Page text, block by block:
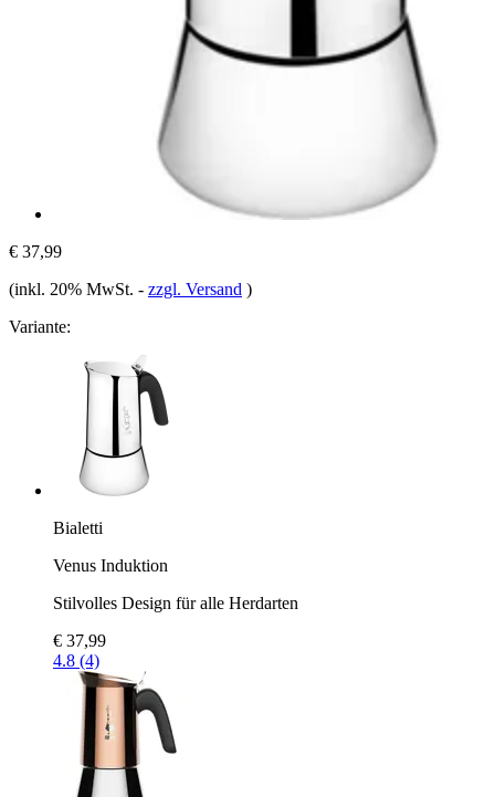
€ 37,99
(inkl. 20% MwSt. - zzgl. Versand )
Variante:
Bialetti
Venus Induktion
Stilvolles Design für alle Herdarten
€ 37,99
4.8 (4)